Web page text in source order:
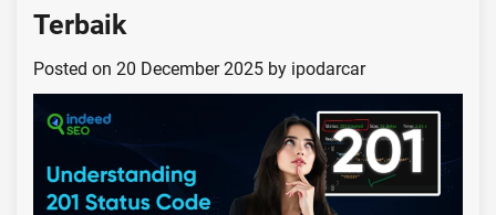
Terbaik
Posted on 20 December 2025 by ipodarcar